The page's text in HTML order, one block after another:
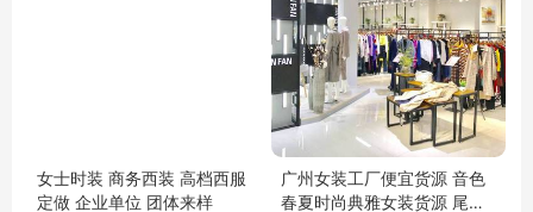
女士时装 商务西装 高档西服
定做 企业单位 团体来样
广州女装工厂便宜货源 音色
春夏时尚典雅女装货源 尾货